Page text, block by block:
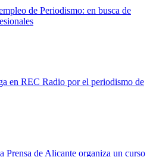
de Periodismo: en busca de
en REC Radio por el periodismo de
Prensa de Alicante organiza un curso